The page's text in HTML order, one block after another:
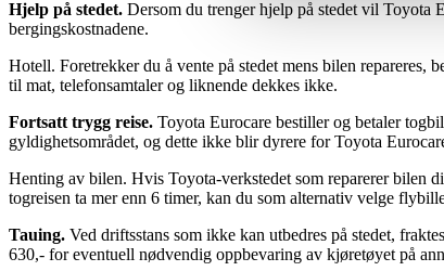
Hjelp på stedet. Dersom du trenger hjelp på stedet vil Toyota
bergingskostnadene.
Hotell. Foretrekker du å vente på stedet mens bilen
til mat, telefonsamtaler og liknende dekkes ikke.
Fortsatt trygg reise. Toyota Eurocare bestiller og betaler
gyldighetsområdet, og dette ikke blir dyrere for Toyota
Henting av bilen. Hvis Toyota-verkstedet som reparerer bilen
togreisen ta mer enn 6 timer, kan du som alternativ velge
Tauing. Ved driftsstans som ikke kan utbedres på stedet,
630,- for eventuell nødvendig oppbevaring av kjøretøyet på